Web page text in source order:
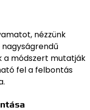
nézzünk
a módszert mutatják
fel a felbontás